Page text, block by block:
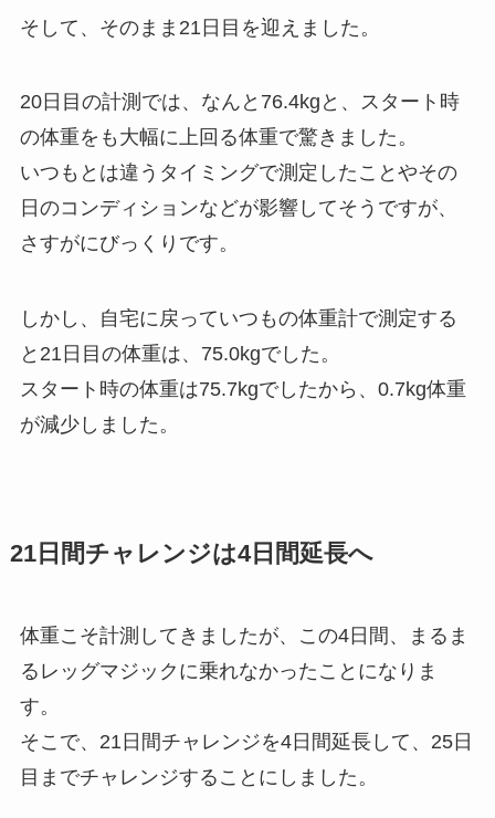
そして、そのまま21日目を迎えました。
20日目の計測では、なんと76.4kgと、スタート時
の体重をも大幅に上回る体重で驚きました。
いつもとは違うタイミングで測定したことやその
日のコンディションなどが影響してそうですが、
さすがにびっくりです。
しかし、自宅に戻っていつもの体重計で測定する
と21日目の体重は、75.0kgでした。
スタート時の体重は75.7kgでしたから、0.7kg体重
が減少しました。
21日間チャレンジは4日間延長へ
体重こそ計測してきましたが、この4日間、まるま
るレッグマジックに乗れなかったことになりま
す。
そこで、21日間チャレンジを4日間延長して、25日
目までチャレンジすることにしました。